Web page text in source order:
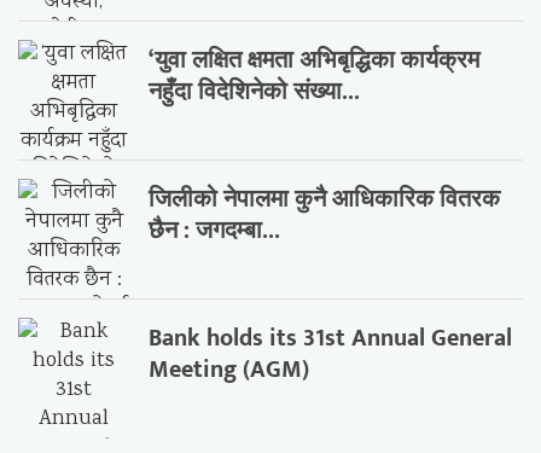
‘युवा लक्षित क्षमता अभिबृद्धिका कार्यक्रम
नहुँदा विदेशिनेको संख्या...
जिलीको नेपालमा कुनै आधिकारिक वितरक
छैन : जगदम्बा...
Bank holds its 31st Annual General
Meeting (AGM)